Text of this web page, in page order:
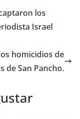
los
Israel
homicidios de
de San Pancho.